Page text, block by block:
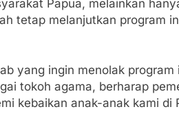
Papua, melainkan
tetap melanjutkan program
yang ingin menolak
tokoh agama, berharap
kebaikan anak-anak kami di